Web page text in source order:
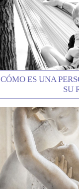
CÓMO ES UNA
SU